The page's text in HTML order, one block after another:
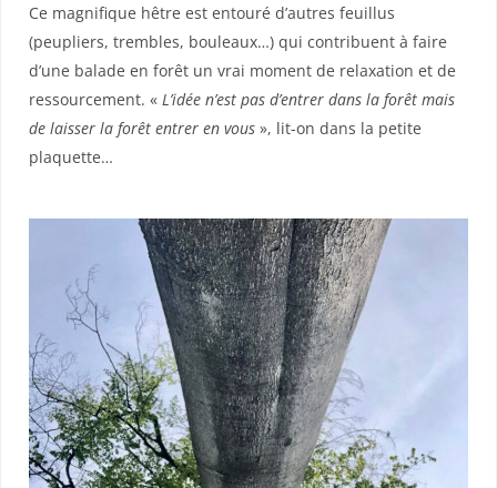
Ce magnifique hêtre est entouré d’autres feuillus
(peupliers, trembles, bouleaux…) qui contribuent à faire
d’une balade en forêt un vrai moment de relaxation et de
ressourcement. « L’idée n’est pas d’entrer dans la forêt mais
de laisser la forêt entrer en vous », lit-on dans la petite
plaquette…